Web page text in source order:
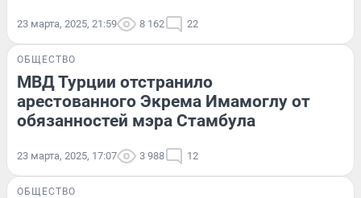
23 марта, 2025, 21:59 8 162 22
ОБЩЕСТВО
МВД Турции отстранило
арестованного Экрема Имамоглу от
обязанностей мэра Стамбула
23 марта, 2025, 17:07 3 988 12
ОБЩЕСТВО